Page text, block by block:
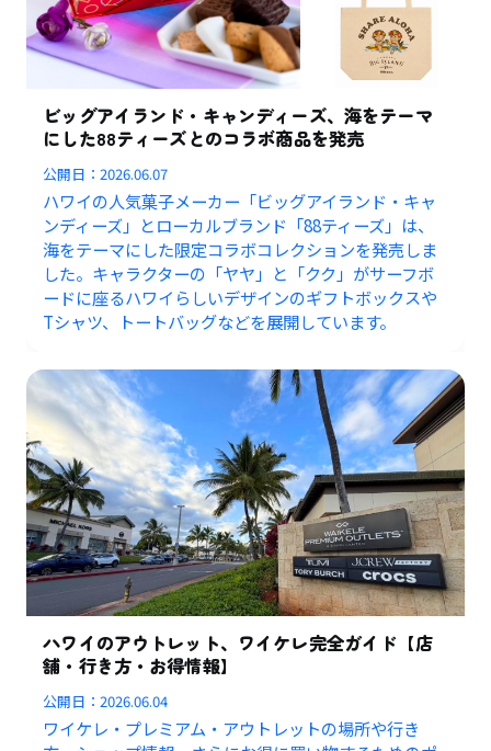
ビッグアイランド・キャンディーズ、海をテーマ
にした88ティーズとのコラボ商品を発売
公開日：2026.06.07
ハワイの人気菓子メーカー「ビッグアイランド・キャ
ンディーズ」とローカルブランド「88ティーズ」は、
海をテーマにした限定コラボコレクションを発売しま
した。キャラクターの「ヤヤ」と「クク」がサーフボ
ードに座るハワイらしいデザインのギフトボックスや
Tシャツ、トートバッグなどを展開しています。
ハワイのアウトレット、ワイケレ完全ガイド【店
舗・行き方・お得情報】
公開日：2026.06.04
ワイケレ・プレミアム・アウトレットの場所や行き